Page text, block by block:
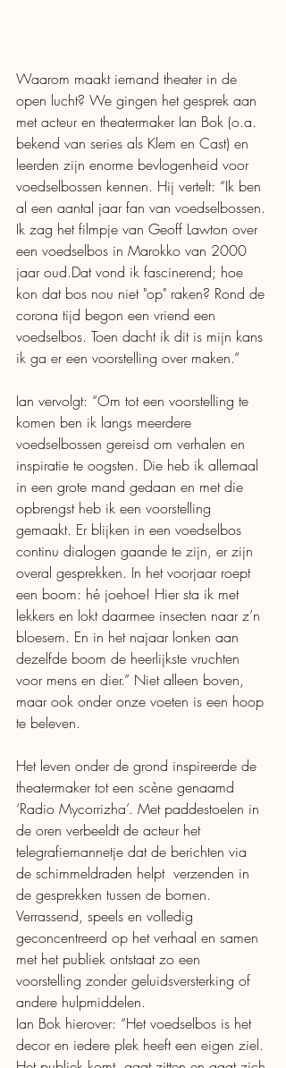
Waarom maakt iemand theater in de
open lucht? We gingen het gesprek aan
met acteur en theatermaker Ian Bok (o.a.
bekend van series als Klem en Cast) en
leerden zijn enorme bevlogenheid voor
voedselbossen kennen. Hij vertelt: “Ik ben
al een aantal jaar fan van voedselbossen.
Ik zag het filmpje van Geoff Lawton over
een voedselbos in Marokko van 2000
jaar oud.Dat vond ik fascinerend; hoe
kon dat bos nou niet "op" raken? Rond de
corona tijd begon een vriend een
voedselbos. Toen dacht ik dit is mijn kans
ik ga er een voorstelling over maken.”
Ian vervolgt: “Om tot een voorstelling te
komen ben ik langs meerdere
voedselbossen gereisd om verhalen en
inspiratie te oogsten. Die heb ik allemaal
in een grote mand gedaan en met die
opbrengst heb ik een voorstelling
gemaakt. Er blijken in een voedselbos
continu dialogen gaande te zijn, er zijn
overal gesprekken. In het voorjaar roept
een boom: hé joehoe! Hier sta ik met
lekkers en lokt daarmee insecten naar z’n
bloesem. En in het najaar lonken aan
dezelfde boom de heerlijkste vruchten
voor mens en dier.” Niet alleen boven,
maar ook onder onze voeten is een hoop
te beleven.
Het leven onder de grond inspireerde de
theatermaker tot een scène genaamd
‘Radio Mycorrizha’. Met paddestoelen in
de oren verbeeldt de acteur het
telegrafiemannetje dat de berichten via
de schimmeldraden helpt  verzenden in
de gesprekken tussen de bomen.
Verrassend, speels en volledig
geconcentreerd op het verhaal en samen
met het publiek ontstaat zo een
voorstelling zonder geluidsversterking of
andere hulpmiddelen.
Ian Bok hierover: “Het voedselbos is het
decor en iedere plek heeft een eigen ziel.